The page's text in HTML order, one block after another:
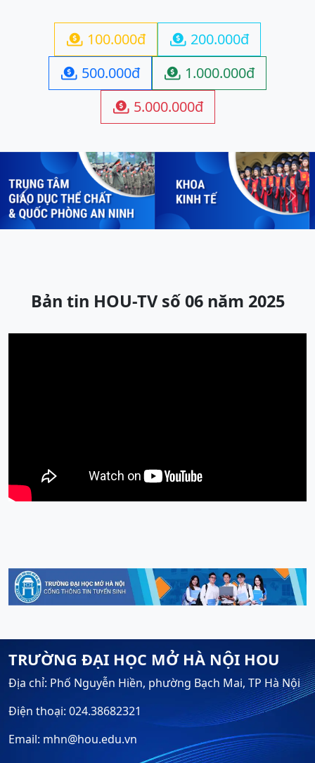
 100.000đ  200.000đ
 500.000đ  1.000.000đ
 5.000.000đ
Previous Next
Bản tin HOU-TV số 06 năm 2025
TRƯỜNG ĐẠI HỌC MỞ HÀ NỘI HOU
Địa chỉ: Phố Nguyễn Hiền, phường Bạch Mai, TP Hà Nội
Điện thoại: 024.38682321
Email: mhn@hou.edu.vn